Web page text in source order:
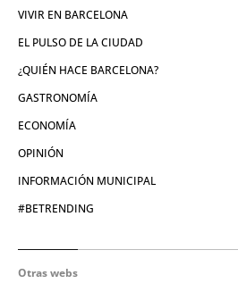
VIVIR EN BARCELONA
EL PULSO DE LA CIUDAD
¿QUIÉN HACE BARCELONA?
GASTRONOMÍA
ECONOMÍA
OPINIÓN
INFORMACIÓN MUNICIPAL
#BETRENDING
Otras webs